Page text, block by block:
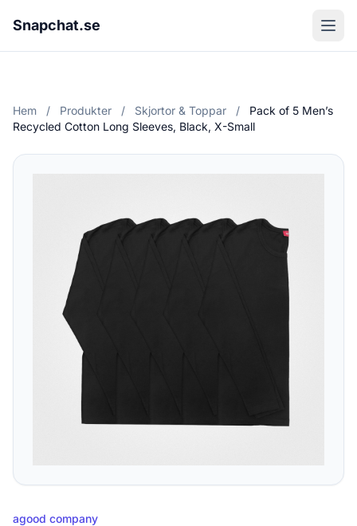
Snapchat.se
Hem / Produkter / Skjortor & Toppar /
Pack of 5 Men’s
Recycled Cotton Long Sleeves, Black, X-Small
agood company